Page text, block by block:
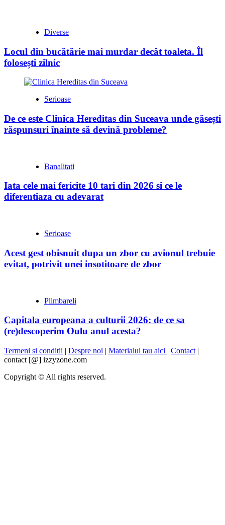
Diverse
Locul din bucătărie mai murdar decât toaleta. Îl
folosești zilnic
Serioase
De ce este Clinica Hereditas din Suceava unde găsești
răspunsuri înainte să devină probleme?
Banalitati
Iata cele mai fericite 10 tari din 2026 si ce le
diferentiaza cu adevarat
Serioase
Acest gest obisnuit dupa un zbor cu avionul trebuie
evitat, potrivit unei insotitoare de zbor
Plimbareli
Capitala europeana a culturii 2026: de ce sa
(re)descoperim Oulu anul acesta?
Termeni si conditii | Despre noi | Materialul tau aici | Contact |
contact [@] izzyzone.com
Copyright © All rights reserved.